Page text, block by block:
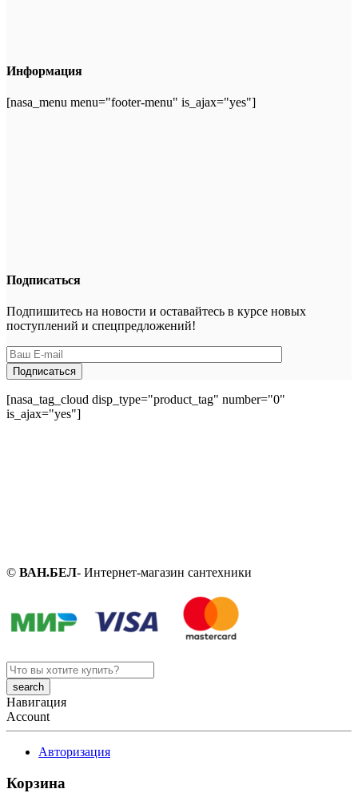
Информация
[nasa_menu menu="footer-menu" is_ajax="yes"]
Подписаться
Подпишитесь на новости и оставайтесь в курсе новых
поступлений и спецпредложений!
[nasa_tag_cloud disp_type="product_tag" number="0"
is_ajax="yes"]
© ВАН.БЕЛ- Интернет-магазин сантехники
Search
here
Навигация
Account
Авторизация
Корзина